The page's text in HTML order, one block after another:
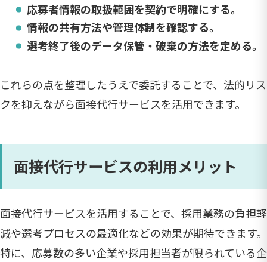
応募者情報の取扱範囲を契約で明確にする。
情報の共有方法や管理体制を確認する。
選考終了後のデータ保管・破棄の方法を定める。
これらの点を整理したうえで委託することで、法的リス
クを抑えながら面接代行サービスを活用できます。
面接代行サービスの利用メリット
面接代行サービスを活用することで、採用業務の負担軽
減や選考プロセスの最適化などの効果が期待できます。
特に、応募数の多い企業や採用担当者が限られている企